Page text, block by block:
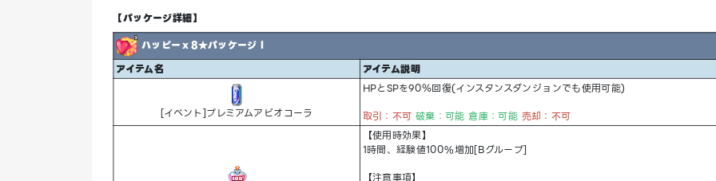
【パッケージ詳細】
ハッピーｘ8★パッケージⅠ
アイテム名
アイテム説明
[イベント]プレミアムアビオコーラ
HPとSPを90％回復(インスタンスダンジョンでも使用可能)
取引：不可 破棄：可能 倉庫：可能 売却：不可
【使用時効果】
1時間、経験値100%増加[Bグループ]
【注意事項】